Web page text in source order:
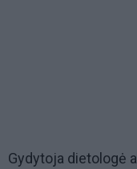
Gydytoja dietologė